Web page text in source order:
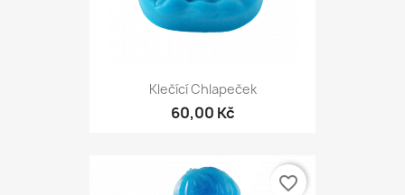
Klečící Chlapeček
60,00 Kč
favorite_border